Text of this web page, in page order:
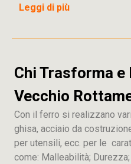
Leggi di più
Chi Trasforma
Vecchio
Con il ferro si realizzano
ghisa, acciaio da
per utensili, ecc. per le
come: Malleabilità;